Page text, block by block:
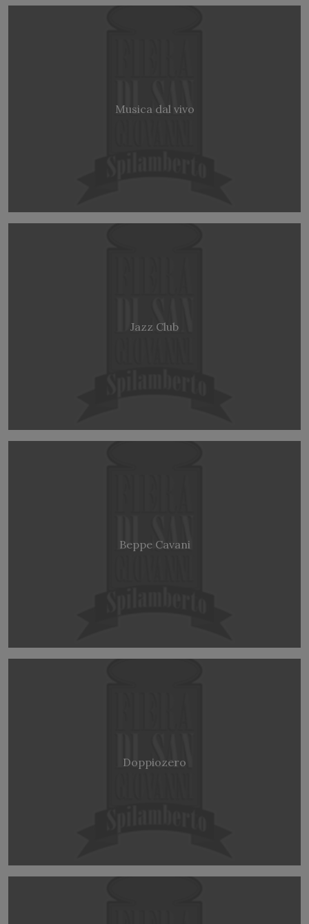
Musica dal vivo
Jazz Club
Beppe Cavani
Doppiozero